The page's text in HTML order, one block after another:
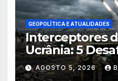
GEOPOLÍTICA E ATUALIDADES
Interceptores
Ucrânia: 5
AGOSTO 5, 2026